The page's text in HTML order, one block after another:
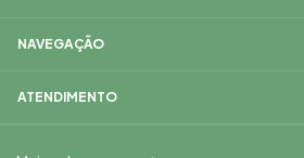
NAVEGAÇÃO
ATENDIMENTO